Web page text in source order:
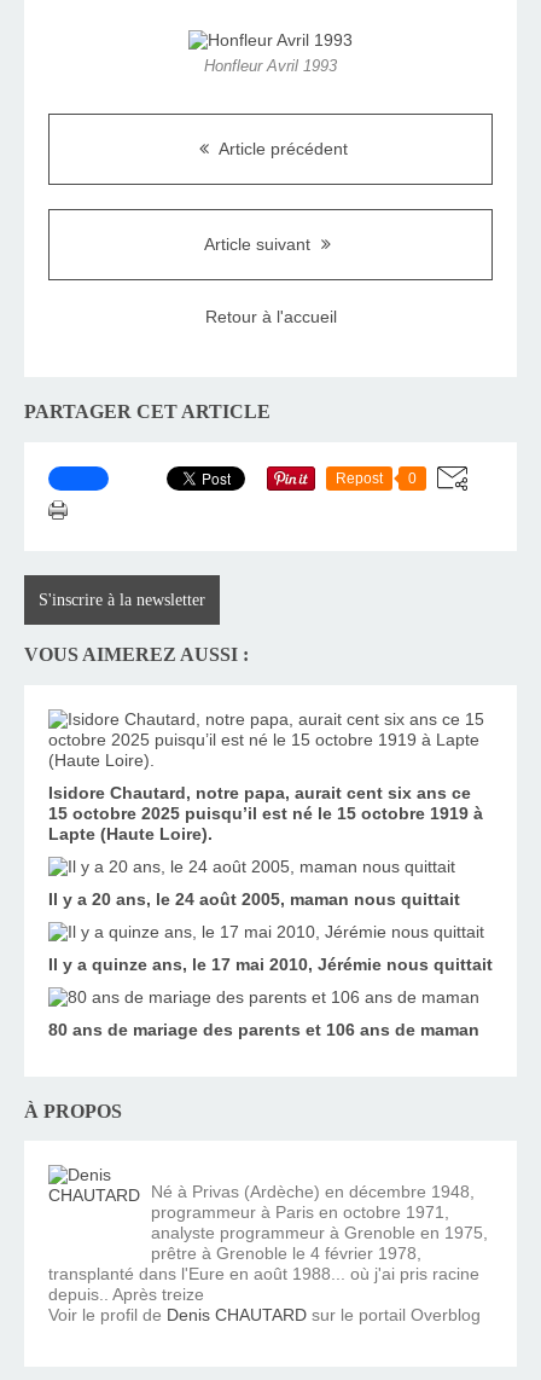
Honfleur Avril 1993
Article précédent
Article suivant
Retour à l'accueil
PARTAGER CET ARTICLE
Repost 0
S'inscrire à la newsletter
VOUS AIMEREZ AUSSI :
Isidore Chautard, notre papa, aurait cent six ans ce
15 octobre 2025 puisqu’il est né le 15 octobre 1919 à
Lapte (Haute Loire).
Il y a 20 ans, le 24 août 2005, maman nous quittait
Il y a quinze ans, le 17 mai 2010, Jérémie nous quittait
80 ans de mariage des parents et 106 ans de maman
À PROPOS
Né à Privas (Ardèche) en décembre 1948,
programmeur à Paris en octobre 1971,
analyste programmeur à Grenoble en 1975,
prêtre à Grenoble le 4 février 1978,
transplanté dans l'Eure en août 1988... où j'ai pris racine
depuis.. Après treize
Voir le profil de Denis CHAUTARD sur le portail Overblog